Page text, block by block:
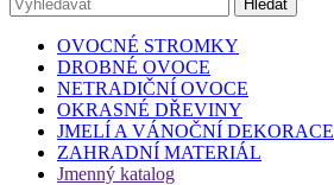
OVOCNÉ STROMKY
DROBNÉ OVOCE
NETRADIČNÍ OVOCE
OKRASNÉ DŘEVINY
JMELÍ A VÁNOČNÍ DEKORACE
ZAHRADNÍ MATERIÁL
Jmenný katalog